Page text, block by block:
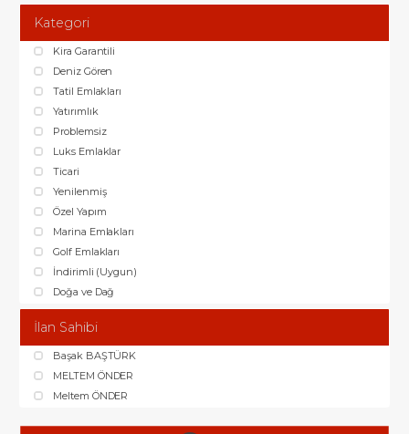
Kategori
Kira Garantili
Deniz Gören
Tatil Emlakları
Yatırımlık
Problemsiz
Luks Emlaklar
Ticari
Yenilenmiş
Özel Yapım
Marina Emlakları
Golf Emlakları
İndirimli (Uygun)
Doğa ve Dağ
İlan Sahibi
Başak BAŞTÜRK
MELTEM ÖNDER
Meltem ÖNDER